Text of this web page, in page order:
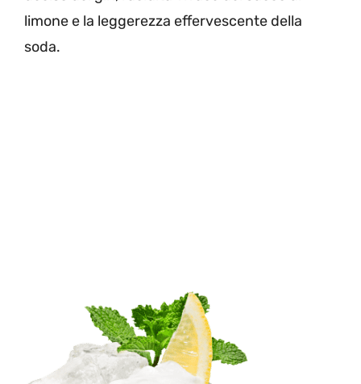
limone e la leggerezza effervescente della
soda.